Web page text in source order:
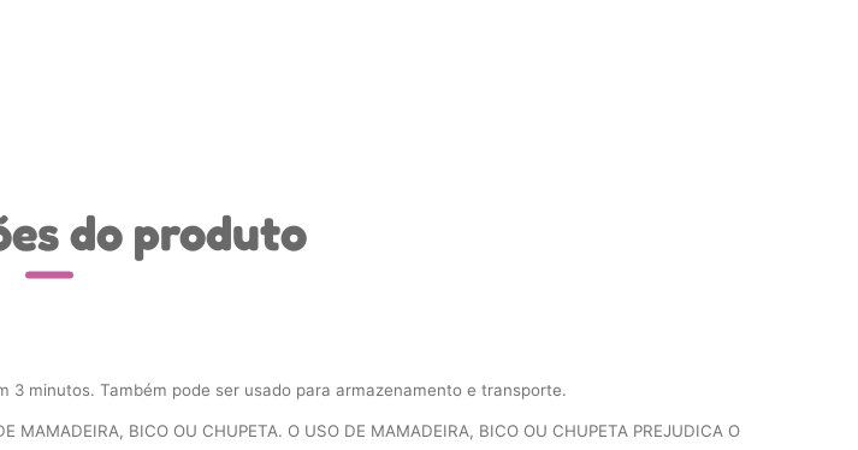
do produto
minutos. Também pode ser usado para armazenamento e transporte.
MAMADEIRA, BICO OU CHUPETA. O USO DE MAMADEIRA, BICO OU CHUPETA PREJUDICA O